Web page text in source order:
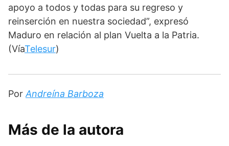
apoyo a todos y todas para su regreso y
reinserción en nuestra sociedad”, expresó
Maduro en relación al plan Vuelta a la Patria.
(VíaTelesur)
Por Andreína Barboza
Más de la autora